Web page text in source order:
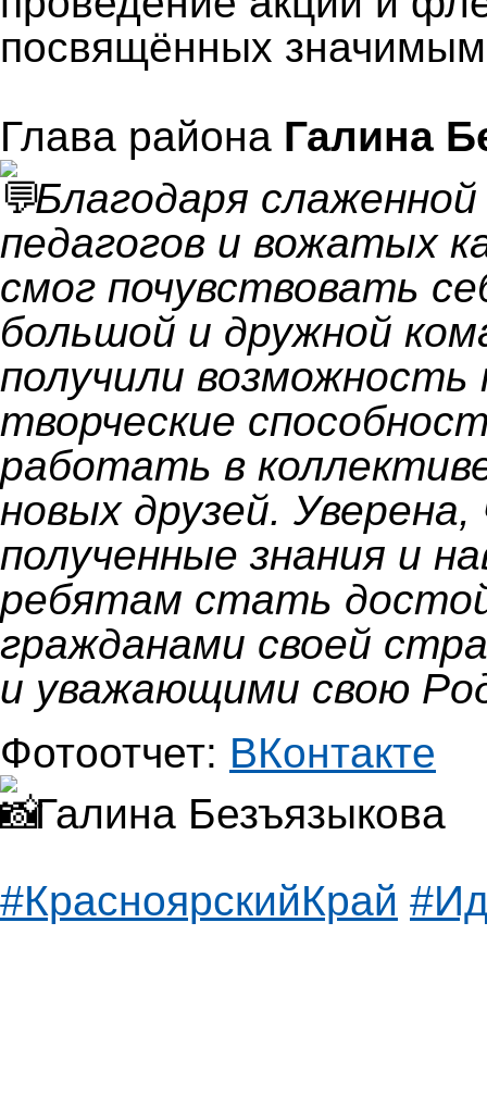
посвящённых
Глава района Галина
Благодаря
педагогов и вожатых
смог почувствовать
большой и дружной
получили возможность
творческие
работать в
новых друзей.
полученные знания и
ребятам стать
гражданами своей
и уважающими свою
Фотоотчет: ВКонтакте
Галина Безъязыкова
#КрасноярскийКрай